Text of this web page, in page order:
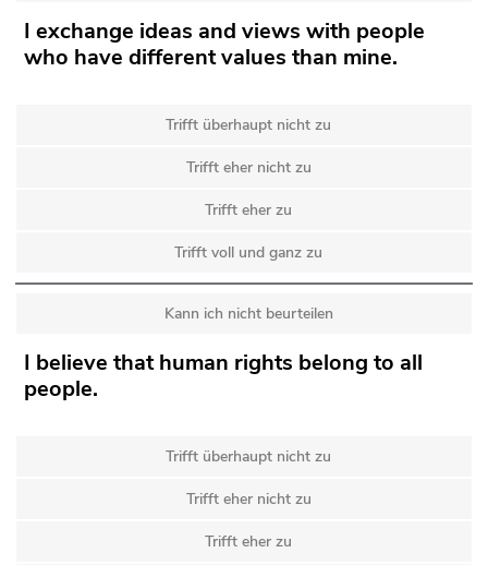
I exchange ideas and views with people
who have different values than mine.
Trifft überhaupt nicht zu
Trifft eher nicht zu
Trifft eher zu
Trifft voll und ganz zu
Kann ich nicht beurteilen
I believe that human rights belong to all
people.
Trifft überhaupt nicht zu
Trifft eher nicht zu
Trifft eher zu